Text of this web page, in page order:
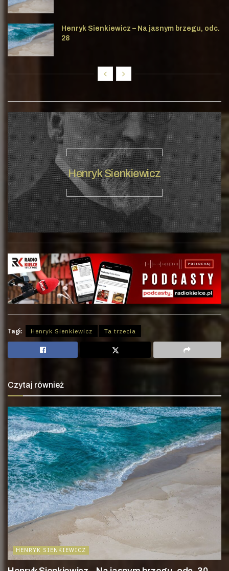
Henryk Sienkiewicz – Na jasnym brzegu, odc.
28
Henryk Sienkiewicz
Tagi: Henryk Sienkiewicz Ta trzecia
Czytaj również
HENRYK SIENKIEWICZ